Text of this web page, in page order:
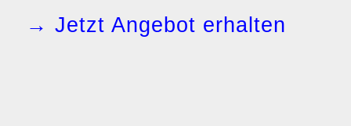
→ Jetzt Angebot erhalten